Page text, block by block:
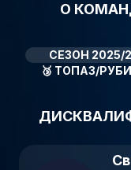
О
СЕЗОН 2025/
🥉 ТОПАЗ/